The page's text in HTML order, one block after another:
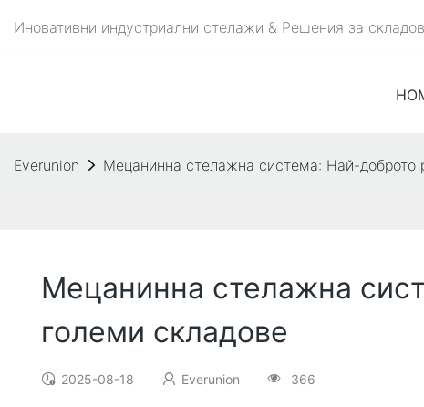
Иновативни индустриални стелажи & Решения за
Everunion Мецанинна стелажна система: Най-доброто
Мецанинна стелажна
големи складове
2025-08-18 Everunion 366